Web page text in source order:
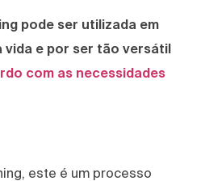
pode ser utilizada em
vida e por ser tão versátil
com as necessidades
este é um processo